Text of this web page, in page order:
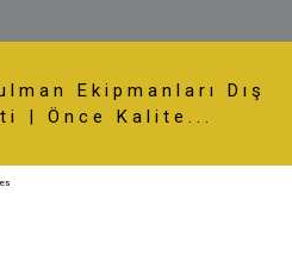
Ekipmanları Dış
| Önce Kalite...